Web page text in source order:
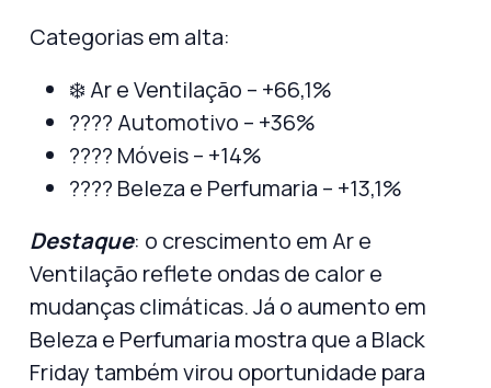
Categorias em alta:
❄️ Ar e Ventilação – +66,1%
???? Automotivo – +36%
????️ Móveis – +14%
???? Beleza e Perfumaria – +13,1%
Destaque: o crescimento em Ar e
Ventilação reflete ondas de calor e
mudanças climáticas. Já o aumento em
Beleza e Perfumaria mostra que a Black
Friday também virou oportunidade para